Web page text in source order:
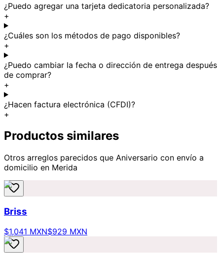
¿Puedo agregar una tarjeta dedicatoria personalizada?
+
¿Cuáles son los métodos de pago disponibles?
+
¿Puedo cambiar la fecha o dirección de entrega después
de comprar?
+
¿Hacen factura electrónica (CFDI)?
+
Productos similares
Otros arreglos parecidos que Aniversario con envío a
domicilio en Merida
Briss
$1,041 MXN$929 MXN